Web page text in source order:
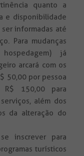
quanto a
e disponibilidade
informadas até
Para mudanças
já
arcará com os
50,00 por pessoa
R$ 150,00 para
além dos
da alteração do
inscrever para
turísticos